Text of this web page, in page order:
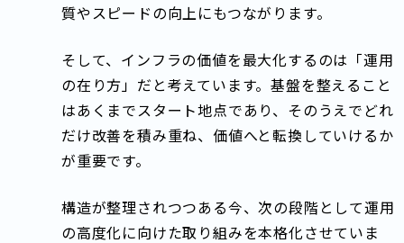
質やスピードの向上にもつながります。
そして、インフラの価値を最大化するのは「運用
の在り方」だと考えています。基盤を整えること
はあくまでスタート地点であり、そのうえでどれ
だけ改善を積み重ね、価値へと転換していけるか
が重要です。
構造が整理されつつある今、次の段階として運用
の高度化に向けた取り組みを本格化させていま